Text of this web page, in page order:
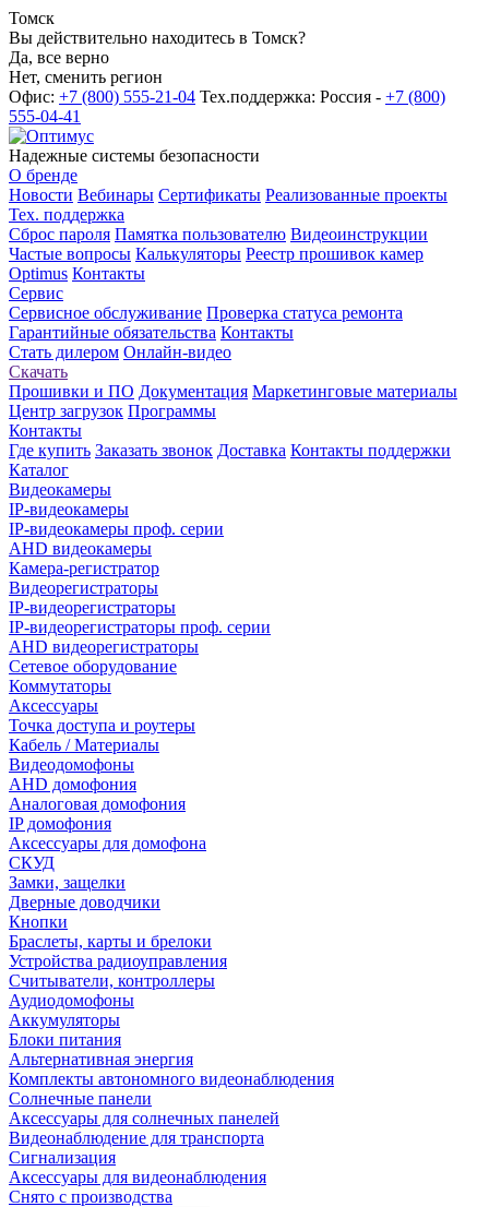
Томск
Вы действительно находитесь в Томск?
Да, все верно
Нет, сменить регион
Офис: +7 (800) 555-21-04 Тех.поддержка: Россия - +7 (800)
555-04-41
Надежные системы безопасности
О бренде
Новости Вебинары Сертификаты Реализованные проекты
Тех. поддержка
Сброс пароля Памятка пользователю Видеоинструкции
Частые вопросы Калькуляторы Реестр прошивок камер
Optimus Контакты
Сервис
Сервисное обслуживание Проверка статуса ремонта
Гарантийные обязательства Контакты
Стать дилером Онлайн-видео
Скачать
Прошивки и ПО Документация Маркетинговые материалы
Центр загрузок Программы
Контакты
Где купить Заказать звонок Доставка Контакты поддержки
Каталог
Видеокамеры
IP-видеокамеры
IP-видеокамеры проф. серии
AHD видеокамеры
Камера-регистратор
Видеорегистраторы
IP-видеорегистраторы
IP-видеорегистраторы проф. серии
AHD видеорегистраторы
Сетевое оборудование
Коммутаторы
Аксессуары
Точка доступа и роутеры
Кабель / Материалы
Видеодомофоны
AHD домофония
Аналоговая домофония
IP домофония
Аксессуары для домофона
СКУД
Замки, защелки
Дверные доводчики
Кнопки
Браслеты, карты и брелоки
Устройства радиоуправления
Считыватели, контроллеры
Аудиодомофоны
Аккумуляторы
Блоки питания
Альтернативная энергия
Комплекты автономного видеонаблюдения
Солнечные панели
Аксессуары для солнечных панелей
Видеонаблюдение для транспорта
Сигнализация
Аксессуары для видеонаблюдения
Снято с производства